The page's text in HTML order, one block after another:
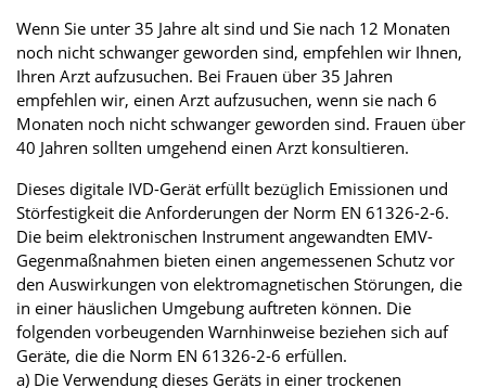
Wenn Sie unter 35 Jahre alt sind und Sie nach 12 Monaten
noch nicht schwanger geworden sind, empfehlen wir Ihnen,
Ihren Arzt aufzusuchen. Bei Frauen über 35 Jahren
empfehlen wir, einen Arzt aufzusuchen, wenn sie nach 6
Monaten noch nicht schwanger geworden sind. Frauen über
40 Jahren sollten umgehend einen Arzt konsultieren.
Dieses digitale IVD-Gerät erfüllt bezüglich Emissionen und
Störfestigkeit die Anforderungen der Norm EN 61326-2-6.
Die beim elektronischen Instrument angewandten EMV-
Gegenmaßnahmen bieten einen angemessenen Schutz vor
den Auswirkungen von elektromagnetischen Störungen, die
in einer häuslichen Umgebung auftreten können. Die
folgenden vorbeugenden Warnhinweise beziehen sich auf
Geräte, die die Norm EN 61326-2-6 erfüllen.
a) Die Verwendung dieses Geräts in einer trockenen